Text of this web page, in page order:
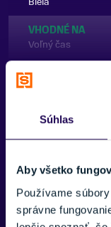
Súhlas
Aby všetko
Používame
správne
VHODNÉ NA
Voľný čas
ZNAČKA
Goldbergh
pre